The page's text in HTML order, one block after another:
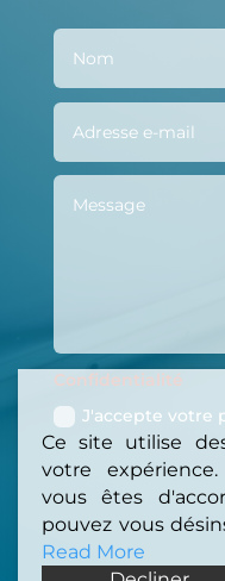
Confidentialité
J'accepte votre
Ce site utilise
votre
vous êtes
pouvez vous
Read More